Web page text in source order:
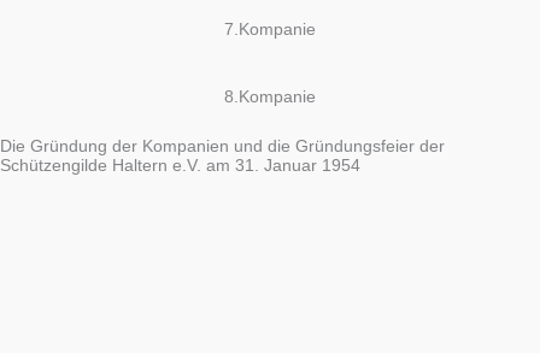
7.Kompanie
8.Kompanie
Die Gründung der Kompanien und die Gründungsfeier der
Schützengilde Haltern e.V. am 31. Januar 1954